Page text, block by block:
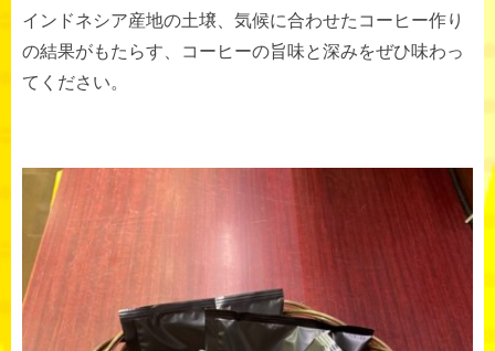
インドネシア産地の土壌、気候に合わせたコーヒー作り
の結果がもたらす、コーヒーの旨味と深みをぜひ味わっ
てください。